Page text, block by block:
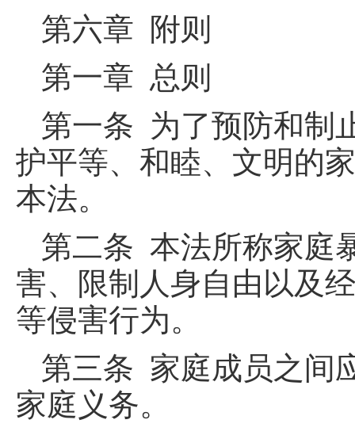
第六章 附则
第一章 总则
第一条 为了预防和制
护平等、和睦、文明的
本法。
第二条 本法所称家庭
害、限制人身自由以及
等侵害行为。
第三条 家庭成员之间
家庭义务。